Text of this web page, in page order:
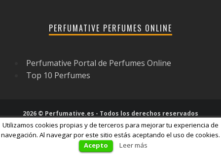
PERFUMATIVE PERFUMES ONLINE
Perfumative Portal de Perfumes Online
Top 10 Perfumes
2026 © Perfumative.es - Todos los derechos reservados
Utilizamos cookies propias y de terceros para mejorar tu experiencia de
navegación. Al navegar por este sitio estás aceptando el uso de cookies.
Acepto
Leer más